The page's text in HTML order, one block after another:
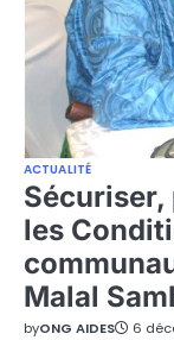
ACTUALITÉ
les
Malal
byONG AIDES 6